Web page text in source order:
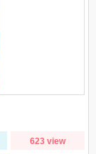
623 view